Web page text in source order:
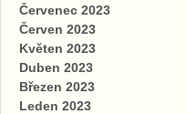
Červenec 2023
Červen 2023
Květen 2023
Duben 2023
Březen 2023
Leden 2023